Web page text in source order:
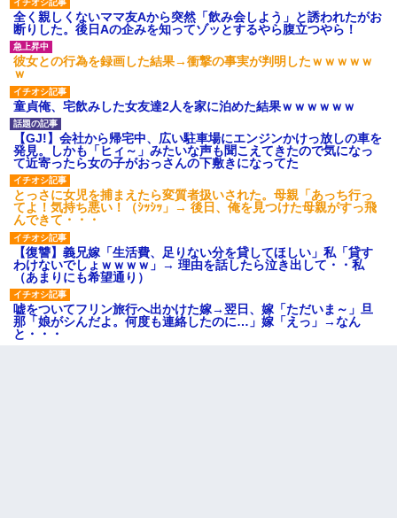
全く親しくないママ友Aから突然「飲み会しよう」と誘われたがお
断りした。後日Aの企みを知ってゾッとするやら腹立つやら！
彼女との行為を録画した結果→衝撃の事実が判明したｗｗｗｗｗ
ｗ
童貞俺、宅飲みした女友達2人を家に泊めた結果ｗｗｗｗｗｗ
【GJ!】会社から帰宅中、広い駐車場にエンジンかけっ放しの車を
発見。しかも「ヒィ～」みたいな声も聞こえてきたので気になっ
て近寄ったら女の子がおっさんの下敷きになってた
とっさに女児を捕まえたら変質者扱いされた。母親「あっち行っ
てよ！気持ち悪い！（ｼｯｼｯ」→ 後日、俺を見つけた母親がすっ飛
んできて・・・
【復讐】義兄嫁「生活費、足りない分を貸してほしい」私「貸す
わけないでしょｗｗｗｗ」→ 理由を話したら泣き出して・・私
（あまりにも希望通り）
嘘をついてフリン旅行へ出かけた嫁→翌日、嫁「ただいま～」旦
那「娘がシんだよ。何度も連絡したのに…」嫁「えっ」→なん
と・・・